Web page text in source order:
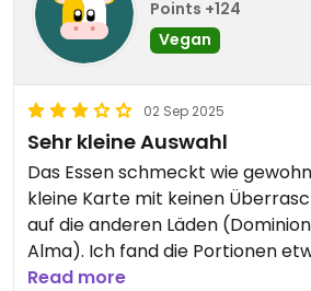
Points +124
Vegan
02 Sep 2025
Sehr kleine Auswahl
Das Essen schmeckt wie
kleine Karte mit keinen
auf die anderen Läden
Alma). Ich fand die Portionen
Preis. Leider kein Dessert auf der
Read more